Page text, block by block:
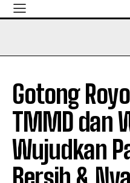
Gotong
TMMD dan
Wujudkan